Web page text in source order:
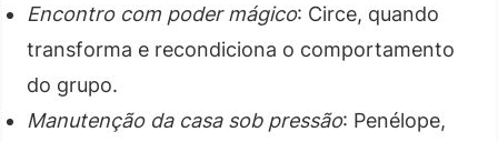
Encontro com poder mágico: Circe, quando
transforma e recondiciona o comportamento
do grupo.
Manutenção da casa sob pressão: Penélope,